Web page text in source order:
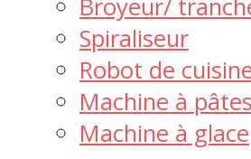
Broyeur/
Spiraliseur
Robot de
Machine à pâtes
Machine à glace